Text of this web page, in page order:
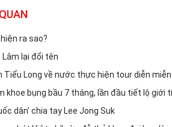
hiện ra sao?
Lâm lại đổi tên
Tiểu Long về nước thực hiện tour diễn
khoe bụng bầu 7 tháng, lần đầu tiết lộ giới
dân' chia tay Lee Jong Suk